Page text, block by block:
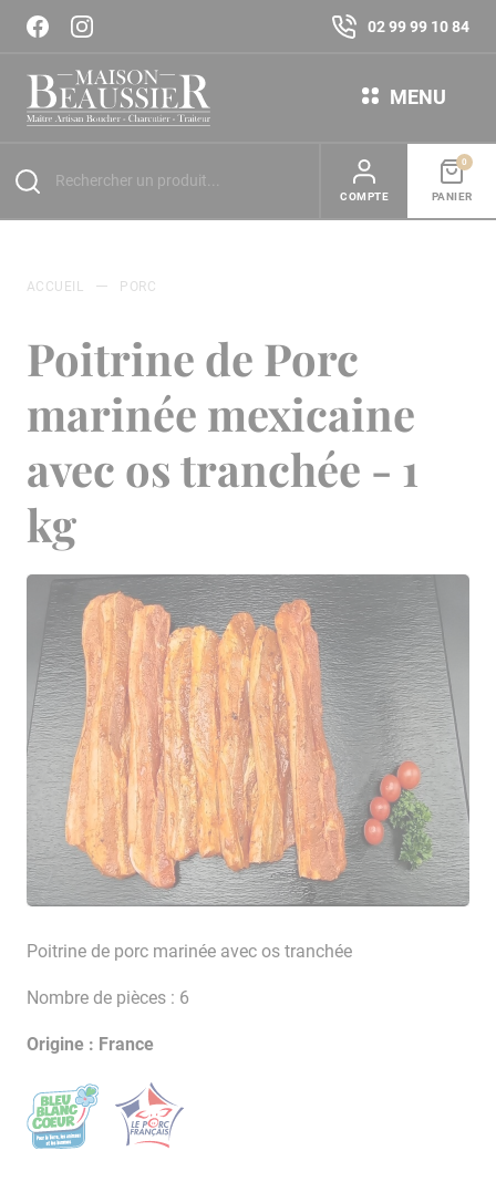
02 99 99 10 84
MENU
COMPTE PANIER
0
ACCUEIL PORC
Poitrine de Porc
marinée mexicaine
avec os tranchée - 1
kg
Poitrine de porc marinée avec os tranchée
Nombre de pièces : 6
Origine : France